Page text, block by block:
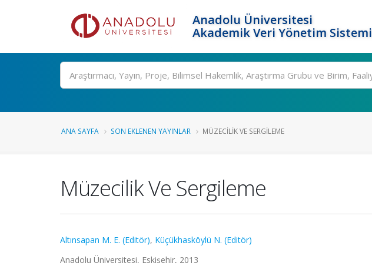
Anadolu Üniversitesi
Akademik Veri Yönetim Sistemi
Ara
ANA SAYFA SON EKLENEN YAYINLAR MÜZECILIK VE SERGILEME
Müzecilik Ve Sergileme
Altınsapan M. E. (Editör), Küçükhasköylü N. (Editör)
Anadolu Üniversitesi, Eskişehir, 2013